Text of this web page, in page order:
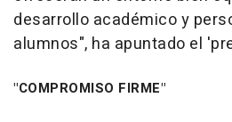
desarrollo académico y
alumnos", ha apuntado el
"COMPROMISO FIRME"